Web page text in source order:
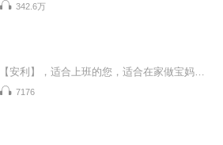
342.6万
7176